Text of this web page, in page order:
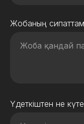
Жобаның
Үдеткіштен не